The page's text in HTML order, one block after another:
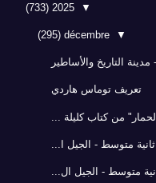
▼
2025
(733)
▼
décembre
(295)
التاريخ والأساطير
تعريف توماس هاردي
من كتاب كليلة ...
متوسط - الجيل ا...
متوسط - الجيل ال...